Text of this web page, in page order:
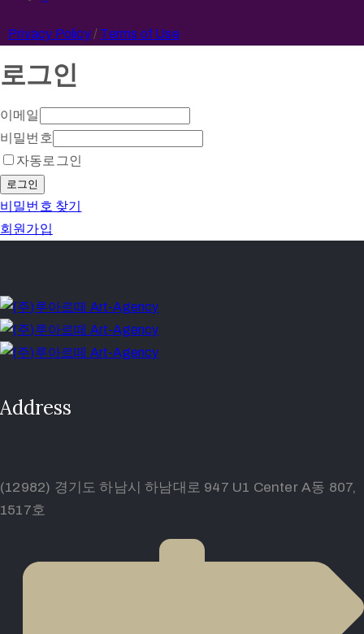
Privacy Policy/ Terms of Use
로그인
이메일
비밀번호
자동로그인
로그인
비밀번호 찾기
회원가입
Address
(12982) 경기도 하남시 하남대로 947 U1 Center A동 807,
1517호